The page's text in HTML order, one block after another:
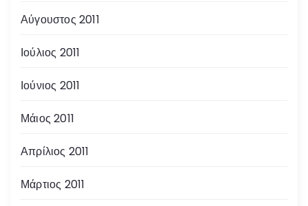
Αύγουστος 2011
Ιούλιος 2011
Ιούνιος 2011
Μάιος 2011
Απρίλιος 2011
Μάρτιος 2011